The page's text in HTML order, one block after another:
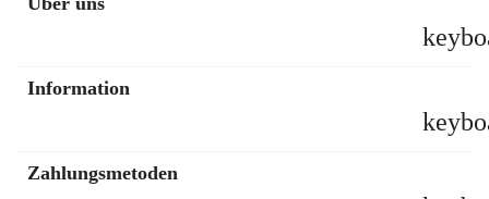
Information
Zahlungsmetoden